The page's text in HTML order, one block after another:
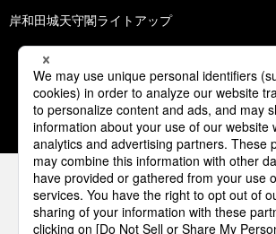
岸和田城天守閣ライトアップ
2 3 4 5
パナソニックの電気設備 SNSア